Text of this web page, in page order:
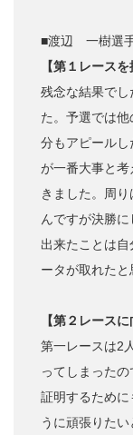
■渡辺 一樹選
【第１レースを
残念な結果で
た。予選では
分もアピール
が一番大事と
きました。周
んですが決勝
出来たことは
ータが取れたと
【第２レースに
第一レースは2
ってしまった
証明するために
うに頑張りたい